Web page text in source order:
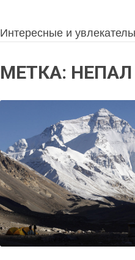
Интересные и
МЕТКА: НЕПАЛ